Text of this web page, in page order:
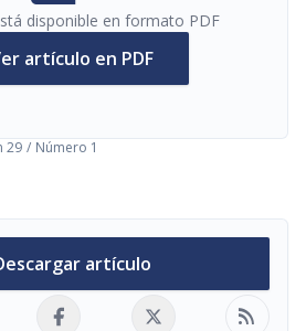
disponible en formato PDF
artículo en PDF
29 / Número 1
artículo
rss_feed